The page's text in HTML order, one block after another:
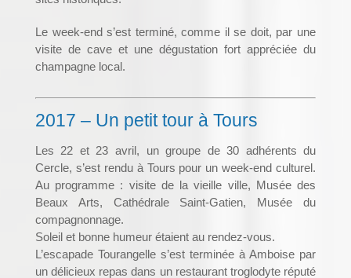
Le week-end s’est terminé, comme il se doit, par une
visite de cave et une dégustation fort appréciée du
champagne local.
2017 – Un petit tour à Tours
Les 22 et 23 avril, un groupe de 30 adhérents du
Cercle, s’est rendu à Tours pour un week-end culturel.
Au programme : visite de la vieille ville, Musée des
Beaux Arts, Cathédrale Saint-Gatien, Musée du
compagnonnage.
Soleil et bonne humeur étaient au rendez-vous.
L’escapade Tourangelle s’est terminée à Amboise par
un délicieux repas dans un restaurant troglodyte réputé